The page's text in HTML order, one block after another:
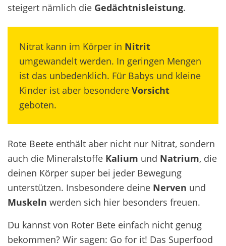
steigert nämlich die Gedächtnisleistung.
Nitrat kann im Körper in Nitrit
umgewandelt werden. In geringen Mengen
ist das unbedenklich. Für Babys und kleine
Kinder ist aber besondere Vorsicht
geboten.
Rote Beete enthält aber nicht nur Nitrat, sondern
auch die Mineralstoffe Kalium und Natrium, die
deinen Körper super bei jeder Bewegung
unterstützen. Insbesondere deine Nerven und
Muskeln werden sich hier besonders freuen.
Du kannst von Roter Bete einfach nicht genug
bekommen? Wir sagen: Go for it! Das Superfood